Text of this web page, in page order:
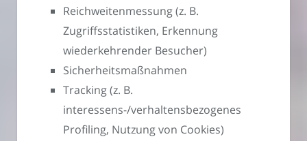
Reichweitenmessung (z. B.
Zugriffsstatistiken, Erkennung
wiederkehrender Besucher)
Sicherheitsmaßnahmen
Tracking (z. B.
interessens-/verhaltensbezogenes
Profiling, Nutzung von Cookies)